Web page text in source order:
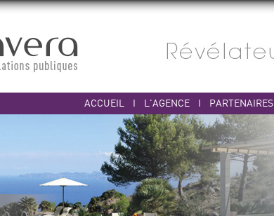
ACCUEIL I L'AGENCE I PARTENAIRES